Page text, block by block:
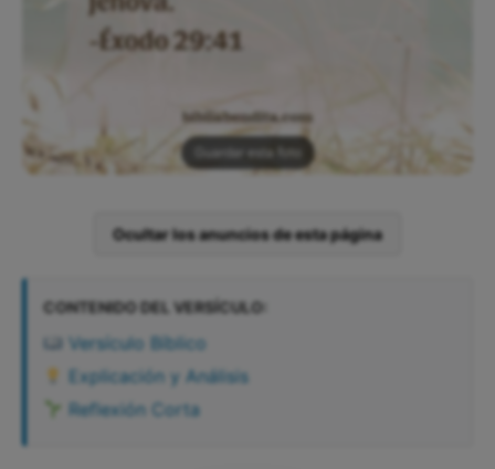
Guardar esta foto
Ocultar los anuncios de esta página
CONTENIDO DEL VERSÍCULO:
Versículo Bíblico
Explicación y Análisis
Reflexión Corta